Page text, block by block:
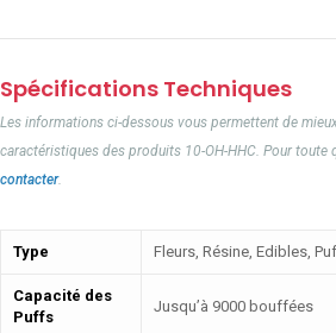
Spécifications Techniques
Les informations ci-dessous vous permettent de
caractéristiques des produits 10-OH-HHC. Pour toute
contacter.
Type Fleurs, Résine, Edibles,
Capacité des
Puffs
Jusqu’à 9000 bouffées